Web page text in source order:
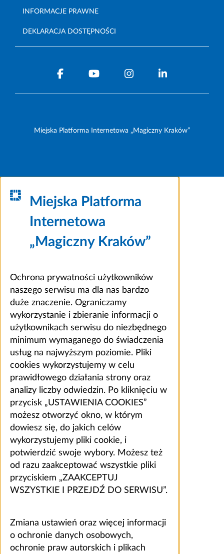
INFORMACJE PRAWNE
DEKLARACJA DOSTĘPNOŚCI
Miejska Platforma Internetowa „Magiczny Kraków”
Miejska Platforma
Internetowa
„Magiczny Kraków”
Ochrona prywatności użytkowników
naszego serwisu ma dla nas bardzo
duże znaczenie. Ograniczamy
wykorzystanie i zbieranie informacji o
użytkownikach serwisu do niezbędnego
minimum wymaganego do świadczenia
usług na najwyższym poziomie. Pliki
cookies wykorzystujemy w celu
prawidłowego działania strony oraz
analizy liczby odwiedzin. Po kliknięciu w
przycisk „USTAWIENIA COOKIES”
możesz otworzyć okno, w którym
dowiesz się, do jakich celów
wykorzystujemy pliki cookie, i
potwierdzić swoje wybory. Możesz też
od razu zaakceptować wszystkie pliki
przyciskiem „ZAAKCEPTUJ
WSZYSTKIE I PRZEJDŹ DO SERWISU”.
Zmiana ustawień oraz więcej informacji
o ochronie danych osobowych,
ochronie praw autorskich i plikach